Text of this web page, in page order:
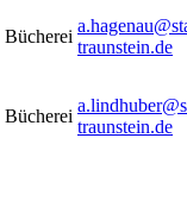
Bücherei
traunstein.de
Bücherei
traunstein.de